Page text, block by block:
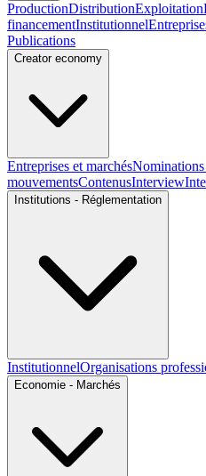
ProductionDistributionExploitation
financementInstitutionnel
Publications
Creator economy
Entreprises et marchés
mouvementsContenusInterview
Institutions - Réglementation
InstitutionnelOrganisations
Economie - Marchés